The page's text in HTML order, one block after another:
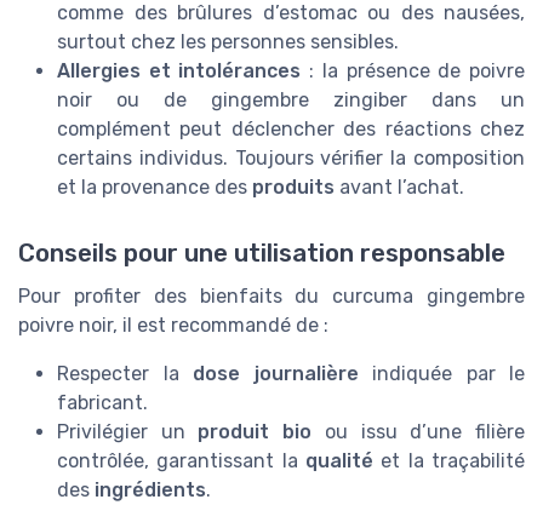
comme des brûlures d’estomac ou des nausées,
surtout chez les personnes sensibles.
Allergies et intolérances : la présence de poivre
noir ou de gingembre zingiber dans un
complément peut déclencher des réactions chez
certains individus. Toujours vérifier la composition
et la provenance des produits avant l’achat.
Conseils pour une utilisation responsable
Pour profiter des bienfaits du curcuma gingembre
poivre noir, il est recommandé de :
Respecter la dose journalière indiquée par le
fabricant.
Privilégier un produit bio ou issu d’une filière
contrôlée, garantissant la qualité et la traçabilité
des ingrédients.